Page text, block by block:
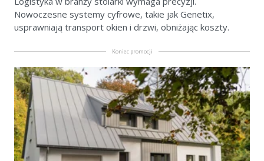
Nowoczesne systemy cyfrowe, takie jak Genetix,
usprawniają transport okien i drzwi, obniżając koszty.
Koniec promocji